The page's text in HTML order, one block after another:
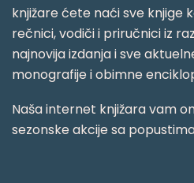
knjižare ćete naći sve knjige
rečnici, vodiči i priručnici iz
najnovija izdanja i sve
monografije i obimne
Naša internet knjižara vam
sezonske akcije sa